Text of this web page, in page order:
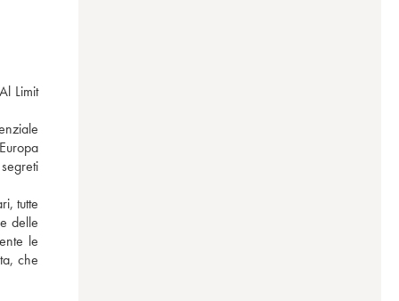
Limit
tutte
delle
le
che